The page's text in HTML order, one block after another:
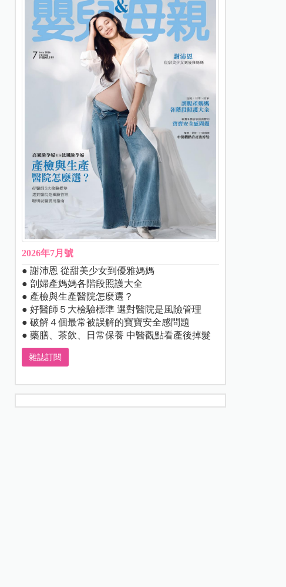
2026年7月號
● 謝沛恩 從甜美少女到優雅媽媽
● 剖婦產媽媽各階段照護大全
● 產檢與生產醫院怎麼選？
● 好醫師５大檢驗標準 選對醫院是風險管理
● 破解４個最常被誤解的寶寶安全感問題
● 藥膳、茶飲、日常保養 中醫觀點看產後掉髮
雜誌訂閱